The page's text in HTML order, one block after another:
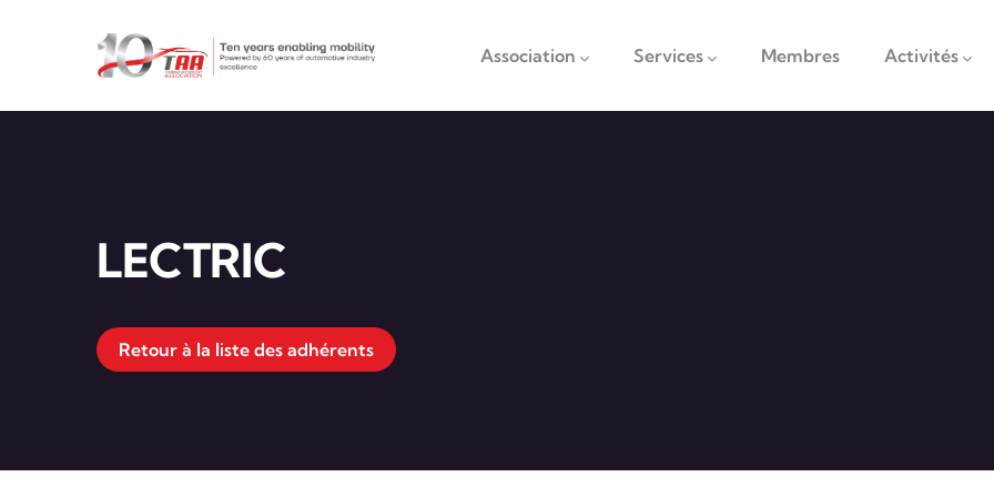
Association Services Membres Activités
LECTRIC
Retour à la liste des adhérents